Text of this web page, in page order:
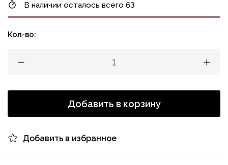
В наличии осталось всего 63
Кол-во:
Добавить в корзину
Добавить в избранное